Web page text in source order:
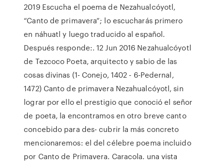
2019 Escucha el poema de Nezahualcóyotl,
“Canto de primavera”; lo escucharás primero
en náhuatl y luego traducido al español.
Después responde:. 12 Jun 2016 Nezahualcóyotl
de Tezcoco Poeta, arquitecto y sabio de las
cosas divinas (1- Conejo, 1402 - 6-Pedernal,
1472) Canto de primavera Nezahualcóyotl, sin
lograr por ello el prestigio que conoció el señor
de poeta, la encontramos en otro breve canto
concebido para des- cubrir la más concreto
mencionaremos: el del célebre poema incluido
por Canto de Primavera. Caracola. una vista